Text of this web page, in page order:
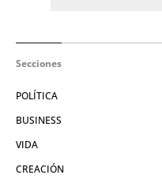
Secciones
POLÍTICA
BUSINESS
VIDA
CREACIÓN